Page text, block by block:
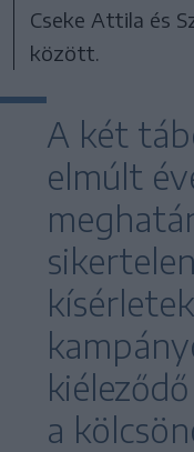
Cseke Attila és
között.
A két
elmúlt
a